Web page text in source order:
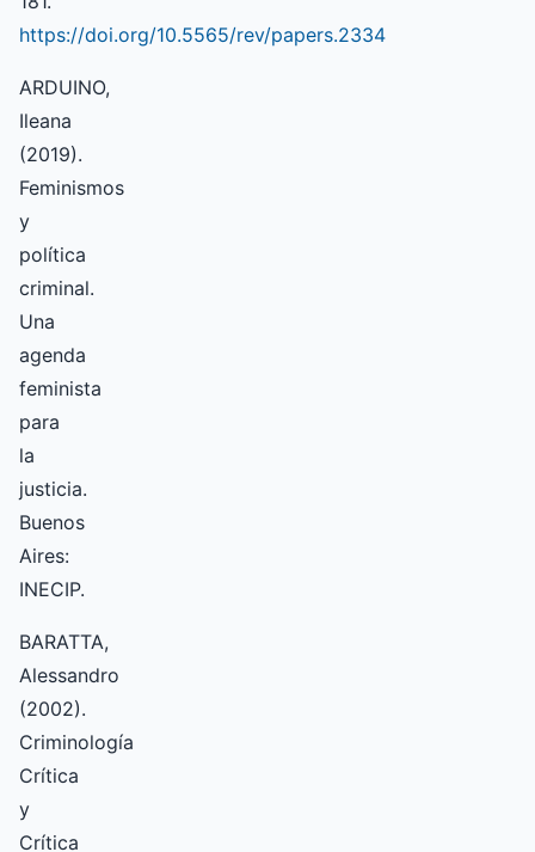
https://doi.org/10.5565/rev/papers.2334
ARDUINO,
Ileana
(2019).
Feminismos
y
política
criminal.
Una
agenda
feminista
para
la
justicia.
Buenos
Aires:
INECIP.
BARATTA,
Alessandro
(2002).
Criminología
Crítica
y
Crítica